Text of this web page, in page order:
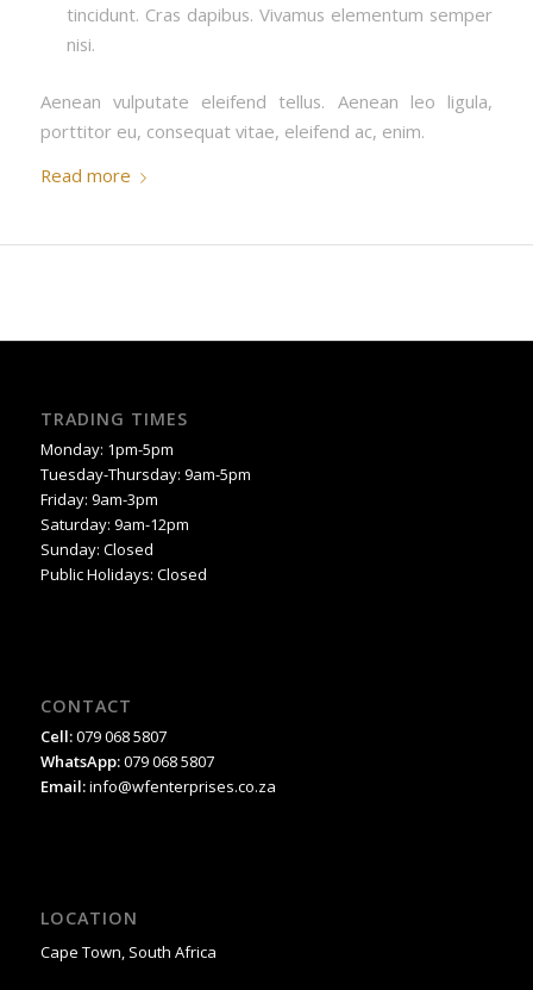
tincidunt. Cras dapibus. Vivamus elementum semper
nisi.
Aenean vulputate eleifend tellus. Aenean leo ligula,
porttitor eu, consequat vitae, eleifend ac, enim.
Read more
TRADING TIMES
Monday: 1pm-5pm
Tuesday-Thursday: 9am-5pm
Friday: 9am-3pm
Saturday: 9am-12pm
Sunday: Closed
Public Holidays: Closed
CONTACT
Cell:079 068 5807
WhatsApp:079 068 5807
Email:info@wfenterprises.co.za
LOCATION
Cape Town, South Africa